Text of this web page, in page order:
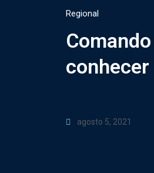
Regional
conhecer
agosto 5, 2021